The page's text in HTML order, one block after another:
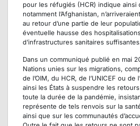
pour les réfugiés (HCR) indique ainsi
notamment l’Afghanistan,
au retour d’une partie de leur
éventuelle hausse des
d’infrastructures sanitaires
Dans un communiqué publié en mai
Nations unies sur les migrations,
de l’OIM, du HCR, de l’UNICEF ou de
ainsi les États à suspendre les
toute la durée de la pandémie,
représente de tels renvois sur la
ainsi que sur les communautés